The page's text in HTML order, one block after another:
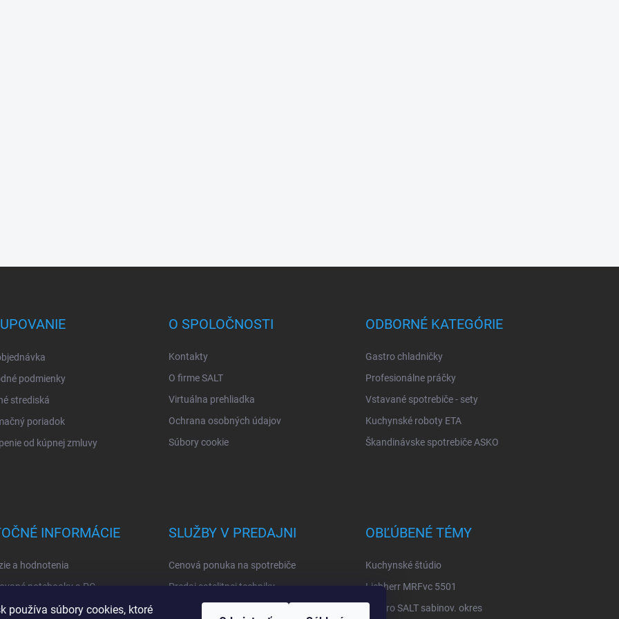
používa súbory cookies, ktoré
podmienky
strediská
poriadok
od kúpnej zmluvy
O SPOLOČNOSTI
Kontakty
O firme SALT
Virtuálna prehliadka
Ochrana osobných údajov
Súbory cookie
ODBORNÉ KATEGÓRIE
Gastro chladničky
Profesionálne práčky
Vstavané spotrebiče - sety
Kuchynské roboty ETA
Škandinávske spotrebiče ASKO
INFORMÁCIE
a hodnotenia
notebooky a PC
SLUŽBY V PREDAJNI
Cenová ponuka na spotrebiče
Predaj satelitnej techniky
Skladanie PC zostavy
OBĽÚBENÉ TÉMY
Kuchynské štúdio
Liebherr MRFvc 5501
Elektro SALT sabinov. okres